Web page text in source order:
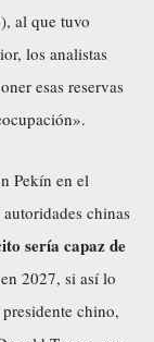
al que tuvo
los analistas
esas reservas
Pekín en el
chinas
sería capaz de
2027, si así lo
chino,